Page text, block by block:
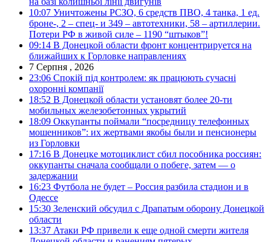
10:07 Уничтожены РСЗО, 6 средств ПВО, 4 танка, 1 ед.
броне-, 2 – спец- и 349 – автотехники, 58 – артиллерии.
Потери РФ в живой силе – 1190 “штыков”!
09:14 В Донецкой области фронт концентрируется на
ближайших к Горловке направлениях
7 Серпня , 2026
23:06 Спокій під контролем: як працюють сучасні
охоронні компанії
18:52 В Донецкой области установят более 20-ти
мобильных железобетонных укрытий
18:09 Оккупанты поймали “посредницу телефонных
мошенников”: их жертвами якобы были и пенсионеры
из Горловки
17:16 В Донецке мотоциклист сбил пособника россиян:
оккупанты сначала сообщали о побеге, затем — о
задержании
16:23 Футбола не будет – Россия разбила стадион и в
Одессе
15:30 Зеленский обсудил с Драпатым оборону Донецкой
области
13:37 Атаки РФ привели к еще одной смерти жителя